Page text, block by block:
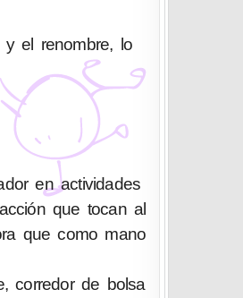
el renombre, lo
en actividades
que tocan al
que como mano
corredor de bolsa